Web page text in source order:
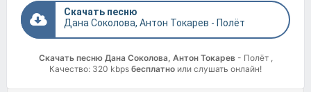
Скачать песню
Дана Соколова, Антон Токарев - Полёт
Скачать песню Дана Соколова, Антон Токарев - Полёт ,
Качество: 320 kbps бесплатно или слушать онлайн!